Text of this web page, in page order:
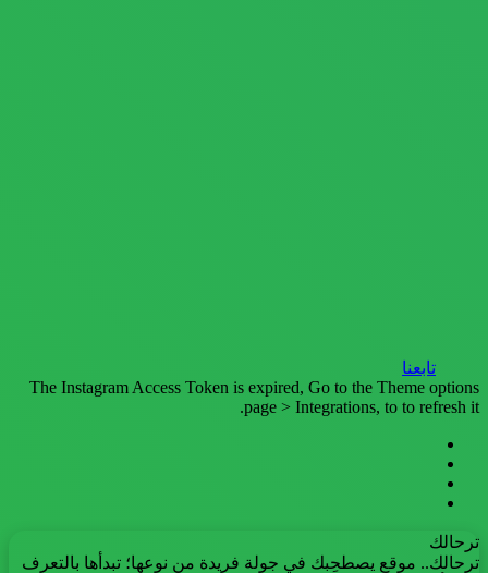
تابعنا
The Instagram Access Token is expired, Go to the Theme options
page > Integrations, to to refresh it.
ترحالك
ترحالك.. موقع يصطحِبك في جولة فريدة من نوعها؛ تبدأها بالتعرف